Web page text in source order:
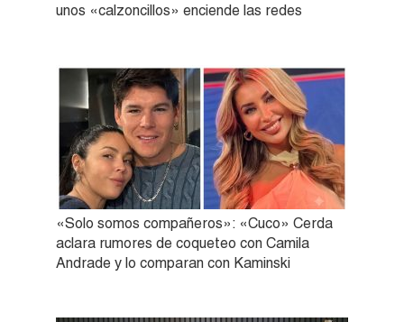
unos «calzoncillos» enciende las redes
«Solo somos compañeros»: «Cuco» Cerda
aclara rumores de coqueteo con Camila
Andrade y lo comparan con Kaminski